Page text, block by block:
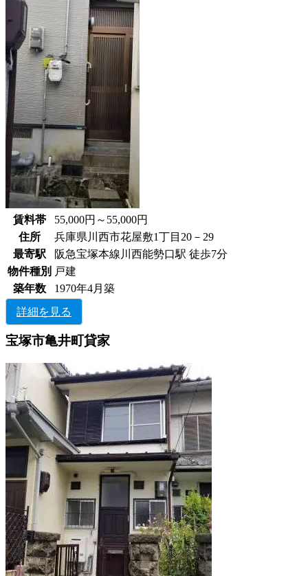
賃料帯
55,000円～55,000円
住所
兵庫県川西市花屋敷1丁目20－29
最寄駅
阪急宝塚本線川西能勢口駅 徒歩7分
物件種別 戸建
築年数
1970年4月築
詳細を見る
宝塚市亀井町貸家